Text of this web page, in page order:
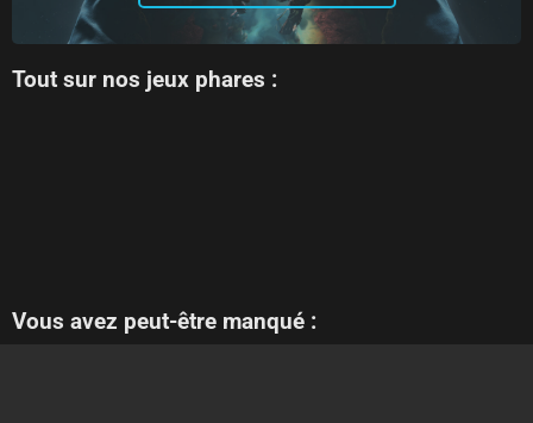
Tout sur nos jeux phares :
Vous avez peut-être manqué :